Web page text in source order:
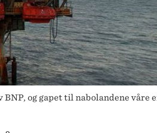
og gapet til nabolandene våre